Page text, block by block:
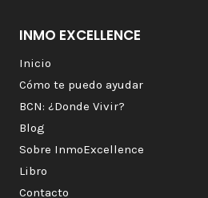
INMO EXCELLENCE
Inicio
Cómo te puedo ayudar
BCN: ¿Donde Vivir?
Blog
Sobre InmoExcellence
Libro
Contacto